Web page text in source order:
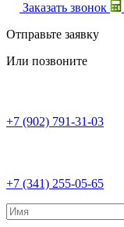
Заказать звонок
Отправьте заявку
Или позвоните
+7 (902) 791-31-03
+7 (341) 255-05-65